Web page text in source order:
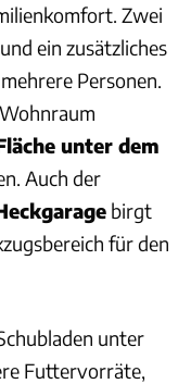
Zwei
ein zusätzliches
Personen.
unter dem
Auch der
birgt
für den
unter
Futtervorräte,